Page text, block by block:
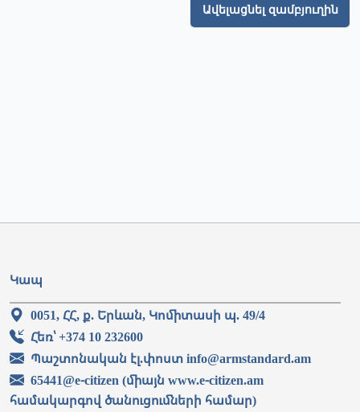
Ավելացնել զամբյուղին
Կապ
0051, ՀՀ, ք. Երևան, Կոմիտասի պ. 49/4
Հեռ՝ +374 10 232600
Պաշտոնական էլ.փոստ info@armstandard.am
65441@e-citizen (միայն www.e-citizen.am
համակարգով ծանուցումների համար)